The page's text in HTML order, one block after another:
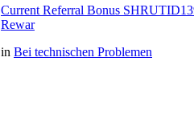
Current Referral Bonus
Rewar
in Bei technischen Problemen